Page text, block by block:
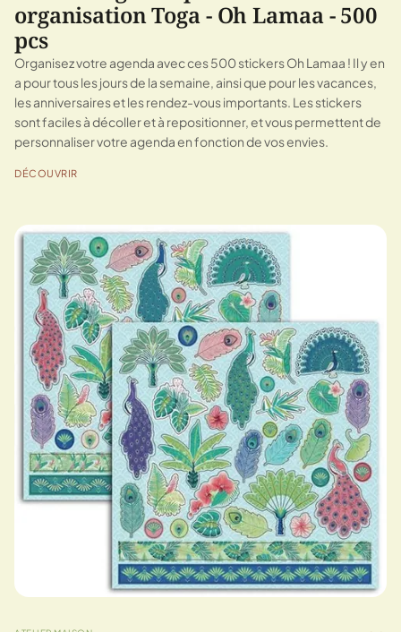
organisation Toga - Oh Lamaa - 500
pcs
Organisez votre agenda avec ces 500 stickers Oh Lamaa ! Il y en
a pour tous les jours de la semaine, ainsi que pour les vacances,
les anniversaires et les rendez-vous importants. Les stickers
sont faciles à décoller et à repositionner, et vous permettent de
personnaliser votre agenda en fonction de vos envies.
DÉCOUVRIR